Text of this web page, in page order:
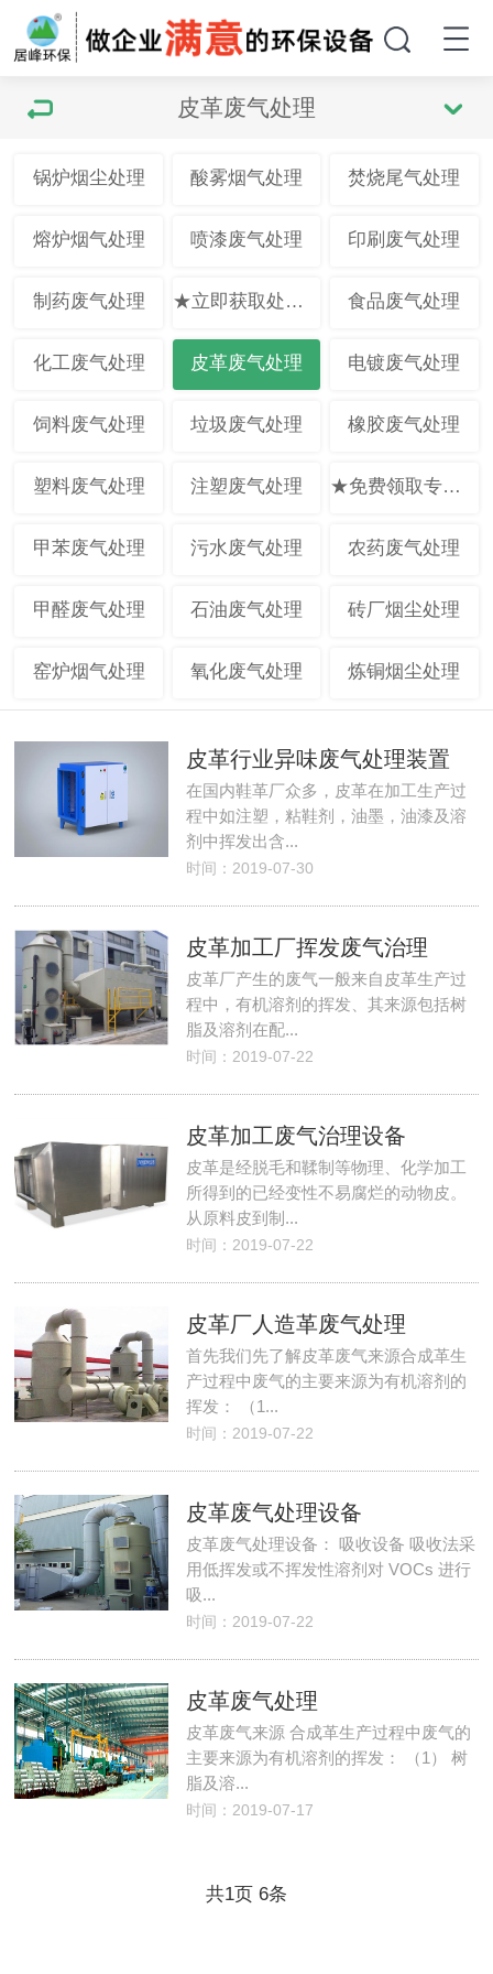
皮革废气处理
锅炉烟尘处理 酸雾烟气处理 焚烧尾气处理
熔炉烟气处理 喷漆废气处理 印刷废气处理
制药废气处理 ★立即获取处理方案★ 食品废气处理
化工废气处理 皮革废气处理 电镀废气处理
饲料废气处理 垃圾废气处理 橡胶废气处理
塑料废气处理 注塑废气处理 ★免费领取专业方案★
甲苯废气处理 污水废气处理 农药废气处理
甲醛废气处理 石油废气处理 砖厂烟尘处理
窑炉烟气处理 氧化废气处理 炼铜烟尘处理
皮革行业异味废气处理装置
在国内鞋革厂众多，皮革在加工生产过
程中如注塑，粘鞋剂，油墨，油漆及溶
剂中挥发出含...
时间：2019-07-30
皮革加工厂挥发废气治理
皮革厂产生的废气一般来自皮革生产过
程中，有机溶剂的挥发、其来源包括树
脂及溶剂在配...
时间：2019-07-22
皮革加工废气治理设备
皮革是经脱毛和鞣制等物理、化学加工
所得到的已经变性不易腐烂的动物皮。
从原料皮到制...
时间：2019-07-22
皮革厂人造革废气处理
首先我们先了解皮革废气来源合成革生
产过程中废气的主要来源为有机溶剂的
挥发： （1...
时间：2019-07-22
皮革废气处理设备
皮革废气处理设备： 吸收设备 吸收法采
用低挥发或不挥发性溶剂对 VOCs 进行
吸...
时间：2019-07-22
皮革废气处理
皮革废气来源 合成革生产过程中废气的
主要来源为有机溶剂的挥发： （1） 树
脂及溶...
时间：2019-07-17
共1页 6条